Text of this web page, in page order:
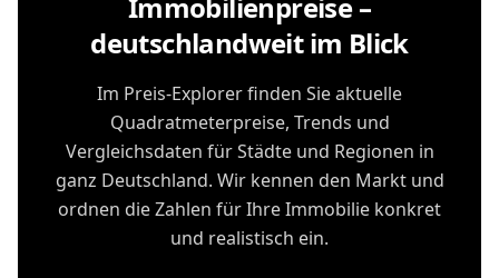
deutschlandweit im Blick
Im Preis-Explorer finden Sie aktuelle
Quadratmeterpreise, Trends und
Vergleichsdaten für Städte und Regionen in
ganz Deutschland. Wir kennen den Markt und
ordnen die Zahlen für Ihre Immobilie konkret
und realistisch ein.